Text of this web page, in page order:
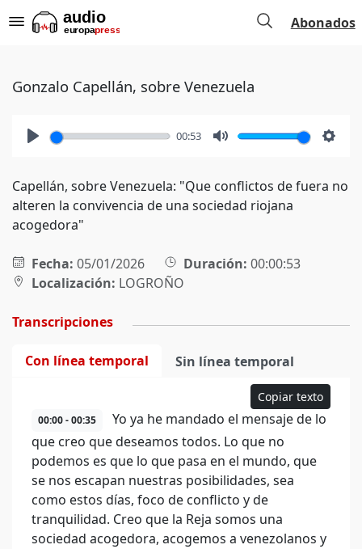
Abonados
Gonzalo Capellán, sobre Venezuela
00:53
Capellán, sobre Venezuela: "Que conflictos de fuera no
alteren la convivencia de una sociedad riojana
acogedora"
Fecha: 05/01/2026 Duración: 00:00:53
Localización: LOGROÑO
Transcripciones
Con línea temporal Sin línea temporal
Copiar texto
00:00 - 00:35
Yo ya he mandado el mensaje de lo
que creo que deseamos todos. Lo que no
podemos es que lo que pasa en el mundo, que
se nos escapan nuestras posibilidades, sea
como estos días, foco de conflicto y de
tranquilidad. Creo que la Reja somos una
sociedad acogedora, acogemos a venezolanos y